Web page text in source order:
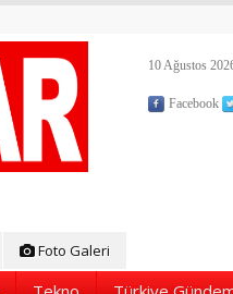
10 Ağustos
Facebook
Foto Galeri